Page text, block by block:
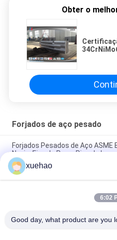
Obter o
Forjados de aço pesado
Forjados Pesados de Aço ASME
Navio, Eixo de Popa, Pino de
GB/ASTM/ASME/EN Caixa de
água,tanque,tubo,barril
1045 / 4140 / excêntrica Forja
xuehao
6:02
Good day, what product are you